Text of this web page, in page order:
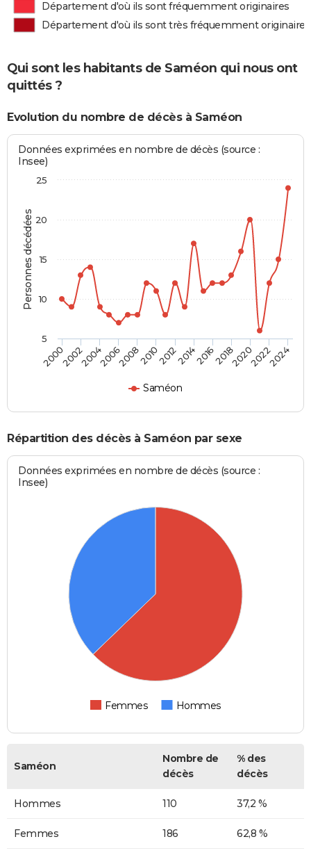
Département d'où ils sont fréquemment originaires
Département d'où ils sont très fréquemment originaires
Qui sont les habitants de Saméon qui nous ont
quittés ?
Evolution du nombre de décès à Saméon
Personnes décédées
Données exprimées en nombre de décès (source :
Insee)
Saméon
2000200220042006200820102012201420162018202020222024
5
10
15
20
25
Répartition des décès à Saméon par sexe
Données exprimées en nombre de décès (source :
Insee)
Femmes Hommes
Saméon
Nombre de
décès
% des
décès
Hommes 110 37,2 %
Femmes 186 62,8 %